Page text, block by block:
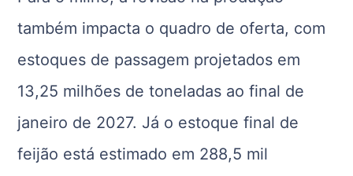
também impacta o quadro de oferta, com
estoques de passagem projetados em
13,25 milhões de toneladas ao final de
janeiro de 2027. Já o estoque final de
feijão está estimado em 288,5 mil